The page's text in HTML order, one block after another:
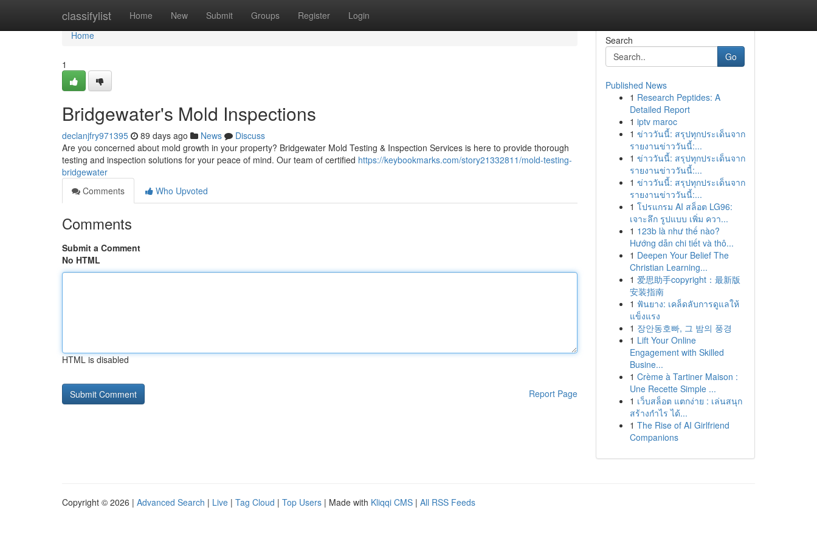
classifylist Home New Submit Groups Register Login
Home
Home
1
Bridgewater's Mold Inspections
declanjfry971395 89 days ago News
Discuss
Are you concerned about mold growth in your property? Bridgewater Mold Testing & Inspection Services is here to provide thorough
testing and inspection solutions for your peace of mind. Our team of certified https://keybookmarks.com/story21332811/mold-testing-
bridgewater
Comments
Who Upvoted
Comments
Submit a Comment
No HTML
HTML is disabled
Report Page
Search
Go
Published News
1 Research Peptides: A
Detailed Report
1 iptv maroc
1 ข่าววันนี้: สรุปทุกประเด็นจาก
รายงานข่าววันนี้:...
1 ข่าววันนี้: สรุปทุกประเด็นจาก
รายงานข่าววันนี้:...
1 ข่าววันนี้: สรุปทุกประเด็นจาก
รายงานข่าววันนี้:...
1 โปรแกรม AI สล็อต LG96:
เจาะลึก รูปแบบ เพิ่ม ควา...
1 123b là như thế nào?
Hướng dẫn chi tiết và thô...
1 Deepen Your Belief The
Christian Learning...
1 爱思助手copyright：最新版
安装指南
1 ฟันยาง: เคล็ดลับการดูแลให้
แข็งแรง
1 장안동호빠, 그 밤의 풍경
1 Lift Your Online
Engagement with Skilled
Busine...
1 Crème à Tartiner Maison :
Une Recette Simple ...
1 เว็บสล็อต แตกง่าย : เล่นสนุก
สร้างกำไร ได้...
1 The Rise of AI Girlfriend
Companions
Copyright © 2026 | Advanced Search | Live | Tag Cloud | Top Users | Made with Kliqqi CMS | All RSS Feeds